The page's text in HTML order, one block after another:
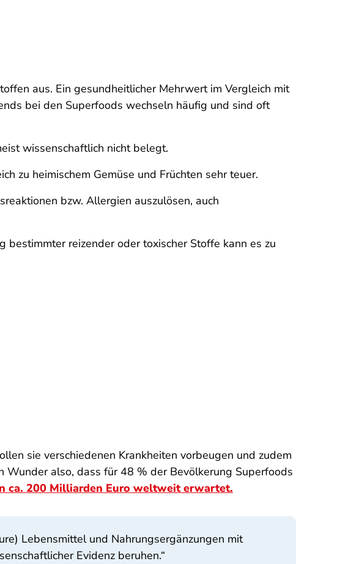
aus. Ein gesundheitlicher Mehrwert im Vergleich mit
bei den Superfoods wechseln häufig und sind oft
wissenschaftlich nicht belegt.
zu heimischem Gemüse und Früchten sehr teuer.
bzw. Allergien auszulösen, auch
reizender oder toxischer Stoffe kann es zu
sie verschiedenen Krankheiten vorbeugen und zudem
also, dass für 48 % der Bevölkerung Superfoods
ca. 200 Milliarden Euro weltweit erwartet.
Lebensmittel und Nahrungsergänzungen mit
Evidenz beruhen.“